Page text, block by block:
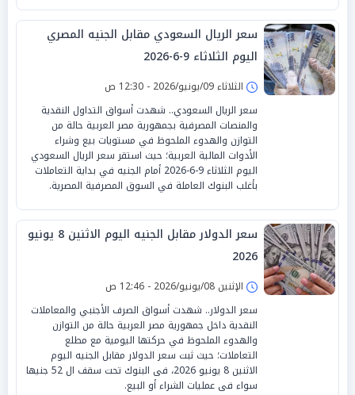
سعر الريال السعودي مقابل الجنيه المصري
اليوم الثلاثاء 9-6-2026
الثلاثاء 09/يونيو/2026 - 12:30 ص
سعر الريال السعودي.. شهدت أسواق التداول النقدية
والمنصات المصرفية بجمهورية مصر العربية حالة من
التوازن والهدوء الملحوظ في مستويات بيع وشراء
الأدوات المالية العربية؛ حيث استقر سعر الريال السعودي
اليوم الثلاثاء 9-6-2026 أمام الجنيه في بداية التعاملات
بأغلب البنوك العاملة في السوق المصرفية المصرية.
سعر الدولار مقابل الجنيه اليوم الاثنين 8 يونيو
2026
الإثنين 08/يونيو/2026 - 12:46 ص
سعر الدولار.. شهدت أسواق الصرف الأجنبي والمعاملات
النقدية داخل جمهورية مصر العربية حالة من التوازن
والهدوء الملحوظ في حركتها اليومية مع مطلع
التعاملات؛ حيث ثبت سعر الدولار مقابل الجنيه اليوم
الاثنين 8 يونيو 2026، فى البنوك تحت سقف ال 52 جنيها
سواء فى عمليات الشراء أو البيع.